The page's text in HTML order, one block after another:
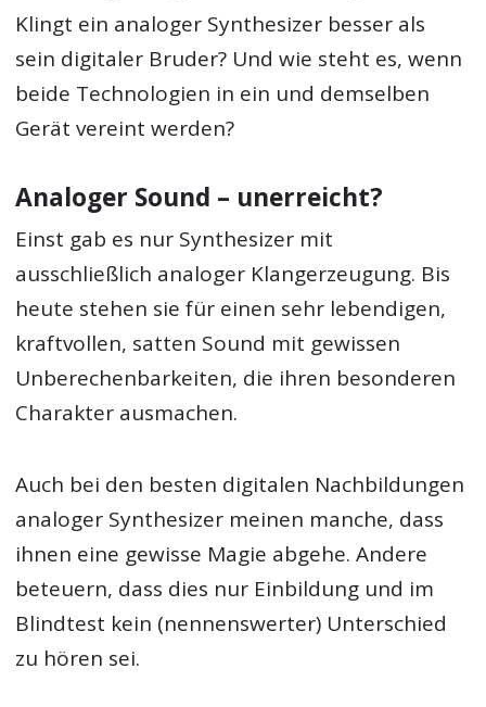
Klingt ein analoger Synthesizer besser als
sein digitaler Bruder? Und wie steht es, wenn
beide Technologien in ein und demselben
Gerät vereint werden?
Analoger Sound – unerreicht?
Einst gab es nur Synthesizer mit
ausschließlich analoger Klangerzeugung. Bis
heute stehen sie für einen sehr lebendigen,
kraftvollen, satten Sound mit gewissen
Unberechenbarkeiten, die ihren besonderen
Charakter ausmachen.
Auch bei den besten digitalen Nachbildungen
analoger Synthesizer meinen manche, dass
ihnen eine gewisse Magie abgehe. Andere
beteuern, dass dies nur Einbildung und im
Blindtest kein (nennenswerter) Unterschied
zu hören sei.